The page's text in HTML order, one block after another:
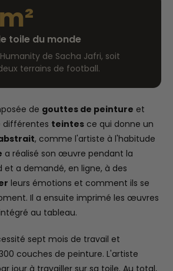
toile du monde
de Sacha Jafri, soit
terrains de football.
de gouttes de peinture et
différentes teintes ce qui donne un
, comme l'artiste à l'habitude
a réalisé son œuvre pendant la
et a demandé, en ligne, à des
leurs émotions et comment ils se
Il a ensuite imprimé les œuvres
au tableau.
sept mois de travail et
couches de peinture. L'artiste